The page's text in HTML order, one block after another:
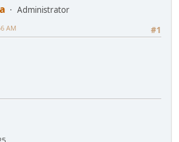
Administrator
#1
AM